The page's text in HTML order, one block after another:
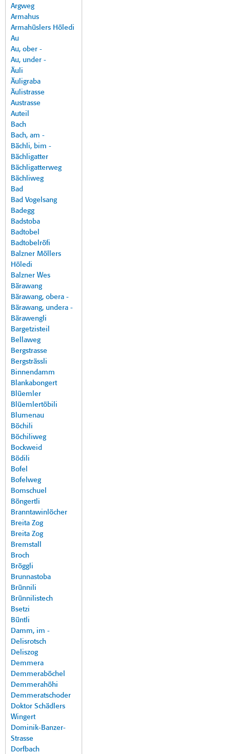
Argweg
Armahus
Armahüslers Höledi
Au
Au, ober -
Au, under -
Äuli
Äuligraba
Äulistrasse
Austrasse
Auteil
Bach
Bach, am -
Bächli, bim -
Bächligatter
Bächligatterweg
Bächliweg
Bad
Bad Vogelsang
Badegg
Badstoba
Badtobel
Badtobelröfi
Balzner Möllers
Höledi
Balzner Wes
Bärawang
Bärawang, obera -
Bärawang, undera -
Bärawengli
Bargetzisteil
Bellaweg
Bergstrasse
Bergsträssli
Binnendamm
Blankabongert
Blüemler
Blüemlertöbili
Blumenau
Böchili
Böchiliweg
Bockweid
Bödili
Bofel
Bofelweg
Bomschuel
Böngertli
Branntawinlöcher
Breita Zog
Breita Zog
Bremstall
Broch
Bröggli
Brunnastoba
Brünnili
Brünnilistech
Bsetzi
Büntli
Damm, im -
Delisrotsch
Deliszog
Demmera
Demmeraböchel
Demmerahöhi
Demmeratschoder
Doktor Schädlers
Wingert
Dominik-Banzer-
Strasse
Dorfbach